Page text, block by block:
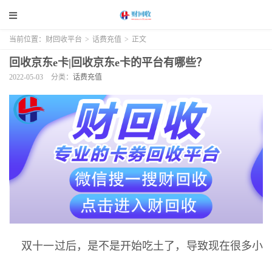
当前位置： 财回收平台 > 话费充值 > 正文
回收京东e卡|回收京东e卡的平台有哪些？
2022-05-03 分类： 话费充值
双十一过后，是不是开始吃土了，导致现在很多小